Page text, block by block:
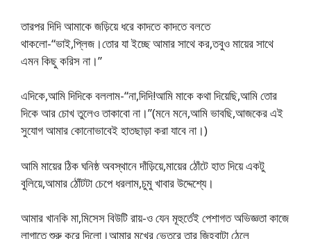
তারপর দিদি আমাকে জড়িয়ে ধরে কাদতে কাদতে বলতে
থাকলো-“ভাই,প্লিজ।তোর যা ইচ্ছে আমার সাথে কর,তবুও মায়ের সাথে
এমন কিছু করিস না।”
এদিকে,আমি দিদিকে বললাম-“না,দিদি!আমি মাকে কথা দিয়েছি,আমি তোর
দিকে আর চোখ তুলেও তাকাবো না।”(মনে মনে,আমি ভাবছি,আজকের এই
সুযোগ আমার কোনোভাবেই হাতছাড়া করা যাবে না।)
আমি মায়ের ঠিক ঘনিষ্ঠ অবস্থানে দাঁড়িয়ে,মায়ের ঠোঁটে হাত দিয়ে একটু
বুলিয়ে,আমার ঠোঁটটা চেপে ধরলাম,চুমু খাবার উদ্দেশ্যে।
আমার খানকি মা,মিসেস বিউটি রায়-ও যেন মূহুর্তেই পেশাগত অভিজ্ঞতা কাজে
লাগাতে শুরু করে দিলো।আমার মুখের ভেতরে তার জিহবাটা ঠেলে